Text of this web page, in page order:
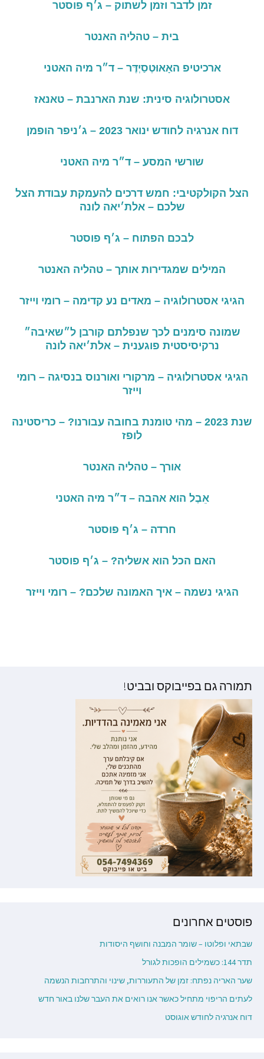
זמן לדבר וזמן לשתוק – ג׳ף פוסטר
בית – טהליה האנטר
ארכיטיפ האָאוּטְסַיְדֶּר –ד״ר מיה האטני
אסטרולוגיה סינית: שנת הארנבת – טאנאז
דוח אנרגיה לחודש ינואר 2023 – ג׳ניפר הופמן
שורשי המסע – ד״ר מיה האטני
הצל הקולקטיבי: חמש דרכים להעמקת עבודת הצל
שלכם – אלת׳יאה לונה
לבכם הפתוח – ג׳ף פוסטר
המילים שמגדירות אותך – טהליה האנטר
הגיגי אסטרולוגיה – מאדים נע קדימה – רומי וייזר
שמונה סימנים לכך שנפלתם קורבן ל״שאיבה״
נרקיסיסטית פוגענית –אלת׳יאה לונה
הגיגי אסטרולוגיה – מרקורי ואורנוס בנסיגה – רומי
וייזר
שנת מהי טומנת בחובה עבורנו? – כריסטינה
לופז
אורך – טהליה האנטר
אֵבֶל הוא אהבה –ד״ר מיה האטני
חרדה – ג׳ף פוסטר
האם הכל הוא אשליה? – ג׳ף פוסטר
הגיגי נשמה – איך האמונה שלכם? – רומי וייזר
תמורה גם בפייבוקס ובביט!
פוסטים אחרונים
שבתאי ופלוטו – שומר המבנה וחושף היסודות
תדר 144: כשמילים הופכות לגורל
שער האריה נפתח: זמן של התעוררות, שינוי והתרחבות הנשמה
לעתים הריפוי מתחיל כאשר אנו רואים את העבר שלנו באור חדש
דוח אנרגיה לחודש אוגוסט